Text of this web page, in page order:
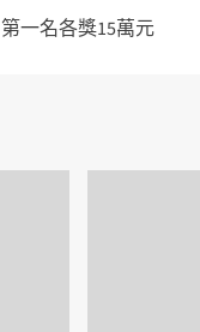
一名各獎15萬元